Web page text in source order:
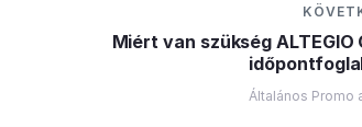
Miért van szükség ALTEGIO
Általános Promo